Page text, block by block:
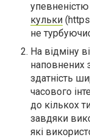
кульки
не
На відміну
наповнених
здатність
часового
до кількох
завдяки
які